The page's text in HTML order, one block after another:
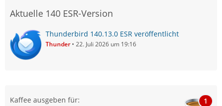
Aktuelle 140 ESR-Version
Thunderbird 140.13.0 ESR veröffentlicht
Thunder 22. Juli 2026 um 19:16
Kaffee ausgeben für: 1